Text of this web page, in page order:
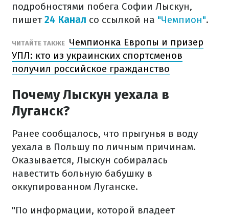
подробностями побега Софии Лыскун,
пишет24 Канал со ссылкой на "Чемпион".
ЧИТАЙТЕ ТАКЖЕ Чемпионка Европы и призер
УПЛ: кто из украинских спортсменов
получил российское гражданство
Почему Лыскун уехала в
Луганск?
Ранее сообщалось, что прыгунья в воду
уехала в Польшу по личным причинам.
Оказывается, Лыскун собиралась
навестить больную бабушку в
оккупированном Луганске.
"По информации, которой владеет